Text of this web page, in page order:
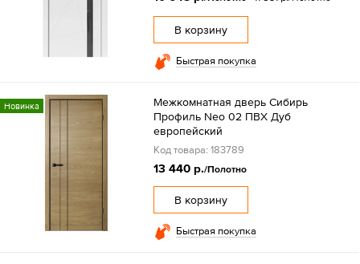
В корзину
Быстрая покупка
Новинка
Межкомнатная дверь Сибирь
Профиль Neo 02 ПВХ Дуб
европейский
Код товара: 183789
13 440 р./Полотно
В корзину
Быстрая покупка